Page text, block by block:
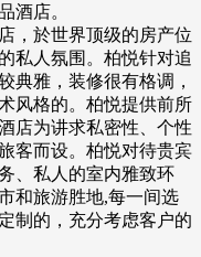
酒店。
，於世界顶级的房产位
私人氛围。柏悦针对追
典雅，装修很有格调，
风格的。柏悦提供前所
店为讲求私密性、个性
客而设。柏悦对待贵宾
、私人的室内雅致环
和旅游胜地,每一间选
制的，充分考虑客户的